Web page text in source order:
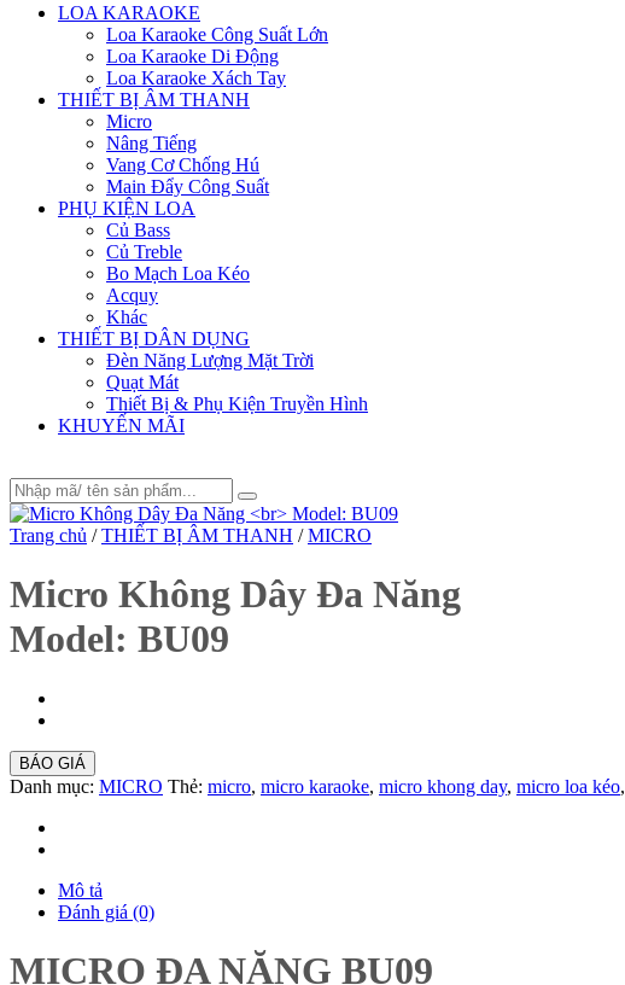
Menu
LOA KARAOKE
Loa Karaoke Công Suất Lớn
Loa Karaoke Di Động
Loa Karaoke Xách Tay
THIẾT BỊ ÂM THANH
Micro
Nâng Tiếng
Vang Cơ Chống Hú
Main Đẩy Công Suất
PHỤ KIỆN LOA
Củ Bass
Củ Treble
Bo Mạch Loa Kéo
Acquy
Khác
THIẾT BỊ DÂN DỤNG
Đèn Năng Lượng Mặt Trời
Quạt Mát
Thiết Bị & Phụ Kiện Truyền Hình
KHUYẾN MÃI
Trang chủ / THIẾT BỊ ÂM THANH / MICRO
Micro Không Dây Đa Năng
Model: BU09
BÁO GIÁ
Danh mục: MICRO Thẻ: micro, micro karaoke, micro khong day, micro loa kéo,
Mô tả
Đánh giá (0)
MICRO ĐA NĂNG BU09